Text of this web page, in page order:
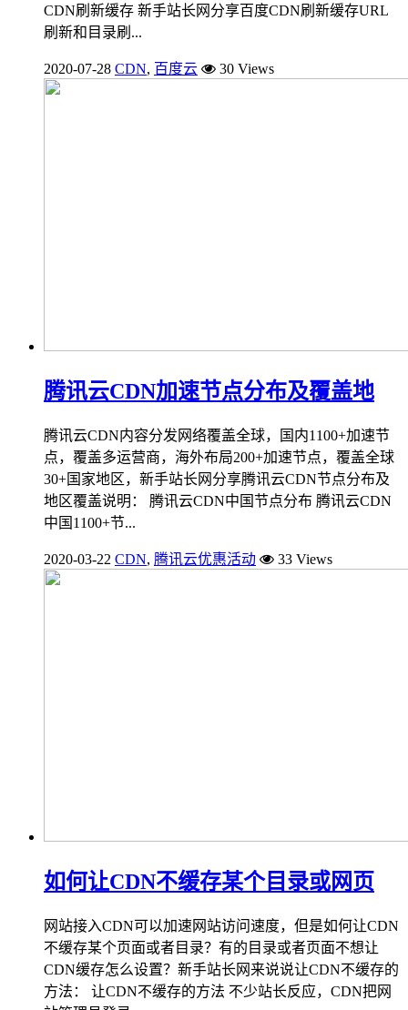
CDN刷新缓存 新手站长网分享百度CDN刷新缓存URL
刷新和目录刷...
2020-07-28 CDN, 百度云 30 Views
腾讯云CDN加速节点分布及覆盖地
腾讯云CDN内容分发网络覆盖全球，国内1100+加速节
点，覆盖多运营商，海外布局200+加速节点，覆盖全球
30+国家地区，新手站长网分享腾讯云CDN节点分布及
地区覆盖说明： 腾讯云CDN中国节点分布 腾讯云CDN
中国1100+节...
2020-03-22 CDN, 腾讯云优惠活动 33 Views
如何让CDN不缓存某个目录或网页
网站接入CDN可以加速网站访问速度，但是如何让CDN
不缓存某个页面或者目录？有的目录或者页面不想让
CDN缓存怎么设置？新手站长网来说说让CDN不缓存的
方法： 让CDN不缓存的方法 不少站长反应，CDN把网